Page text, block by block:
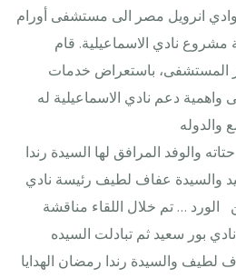
انرويل مصر الى مستشفى أورام
مشروع نادي الاسماعيلية. قام
المستشفى، باستعراض خدمات
دعم نادي الاسماعيلية له
والدوله
والوفد المرافق لها السيدة رندا
والسيدة عفاف لطيف رئيسة نادي
الورد … تم خلال اللقاء مناقشة
بور سعيد ثم تبادلت السيده
لطيف والسيدة رندا رمضان الهدايا